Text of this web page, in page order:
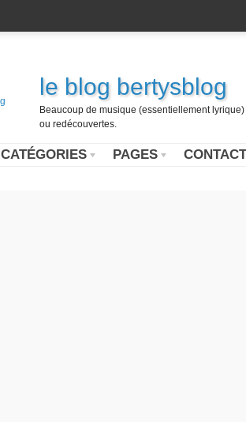
le blog bertysblog
Beaucoup de musique (essentiellement
ou redécouvertes.
CATÉGORIES PAGES CONTACT